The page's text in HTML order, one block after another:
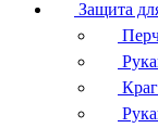
Защита